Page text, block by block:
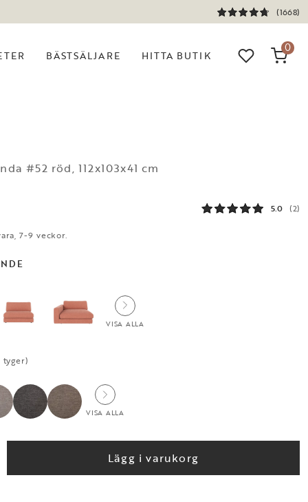
(1668)
BÄSTSÄLJARE HITTA BUTIK
0
#52 röd, 112x103x41 cm
5.0 (2)
7-9 veckor.
VISA ALLA
tyger)
VISA ALLA
Lägg i varukorg